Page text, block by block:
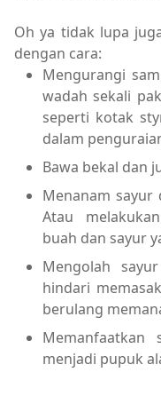
Oh ya tidak lupa
dengan cara:
Mengurangi
wadah sekali
seperti kotak
dalam
Bawa bekal dan
Menanam
Atau
buah dan sayur
Mengolah
hindari
berulang
menjadi pupuk